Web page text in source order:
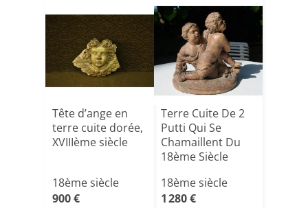
Tête d’ange en
terre cuite dorée,
XVIIIème siècle
18ème siècle
900 €
Terre Cuite De 2
Putti Qui Se
Chamaillent Du
18ème Siècle
18ème siècle
1 280 €